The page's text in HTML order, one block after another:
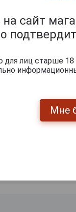
сайт
лиц старше 18
Мне